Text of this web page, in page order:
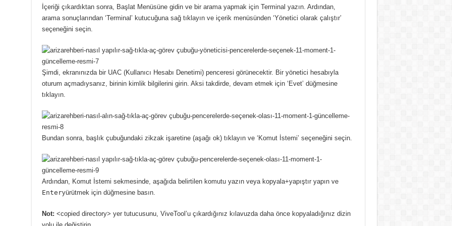
İçeriği çıkardıktan sonra, Başlat Menüsüne gidin ve bir arama yapmak için Terminal yazın. Ardından,
arama sonuçlarından ‘Terminal’ kutucuğuna sağ tıklayın ve içerik menüsünden ‘Yönetici olarak çalıştır’
seçeneğini seçin.
Şimdi, ekranınızda bir UAC (Kullanıcı Hesabı Denetimi) penceresi görünecektir. Bir yönetici hesabıyla
oturum açmadıysanız, birinin kimlik bilgilerini girin. Aksi takdirde, devam etmek için ‘Evet’ düğmesine
tıklayın.
Bundan sonra, başlık çubuğundaki zikzak işaretine (aşağı ok) tıklayın ve ‘Komut İstemi’ seçeneğini seçin.
Ardından, Komut İstemi sekmesinde, aşağıda belirtilen komutu yazın veya kopyala+yapıştır yapın ve
Enteryürütmek için düğmesine basın.
Not: <copied directory> yer tutucusunu, ViveTool’u çıkardığınız kılavuzda daha önce kopyaladığınız dizin